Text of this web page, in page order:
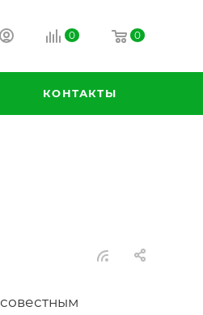
0 0
КОНТАКТЫ